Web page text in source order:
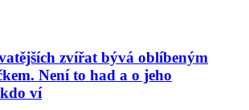
zvířat bývá oblíbeným
Není to had a o jeho
ví